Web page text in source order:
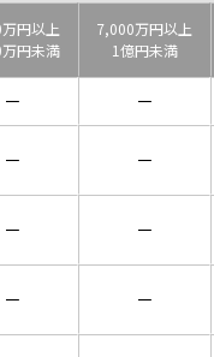
円以上
円未満
7,000万円以上
1億円未満
－ －
－ －
－ －
－ －